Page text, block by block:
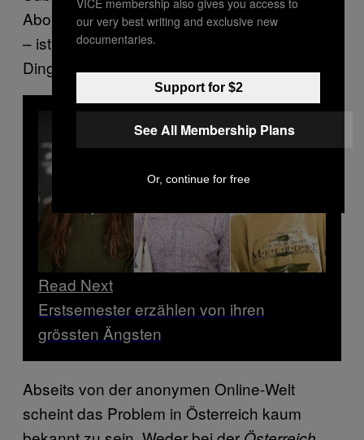
Abonnenten) gefürchtet wird. Thalassophobia
– ist das wirklich ein echtes, erschreckendes
Ding, wieBuzzFeedschreibt?
Read Next
Erstsemester erzählen von ihren
grössten Ängsten
Abseits von der anonymen Online-Welt
scheint das Problem in Österreich kaum
our very best writing and exclusive new
documentaries.
Support for $2
See All Membership Plans
Or, continue for free